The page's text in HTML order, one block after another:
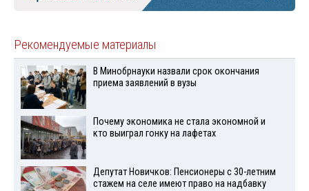
Рекомендуемые материалы
В Минобрнауки назвали срок окончания
приема заявлений в вузы
Почему экономика не стала экономной и
кто выиграл гонку на лафетах
Депутат Новичков: Пенсионеры с 30-летним
стажем на селе имеют право на надбавку